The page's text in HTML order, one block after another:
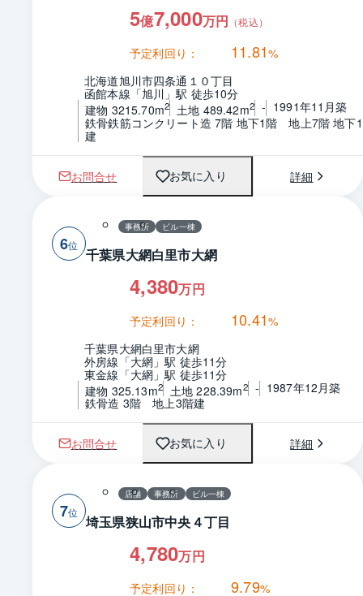
5億7,000万円 （税込）
予定利回り： 11.81%
北海道旭川市四条通１０丁目
函館本線「旭川」駅 徒歩10分
建物 3215.70m2 土地 489.42m2 - 1991年11月築
鉄骨鉄筋コンクリート造 7階 地下1階　地上7階 地下
建
お問合せ お気に入り 詳細
6
事務所 ビル一棟
千葉県大網白里市大網
4,380万円
予定利回り： 10.41%
千葉県大網白里市大網
外房線「大網」駅 徒歩11分
東金線「大網」駅 徒歩11分
建物 325.13m2 土地 228.39m2 - 1987年12月築
鉄骨造 3階　地上3階建
お問合せ お気に入り 詳細
7
店舗 事務所 ビル一棟
埼玉県狭山市中央４丁目
4,780万円
予定利回り： 9.79%